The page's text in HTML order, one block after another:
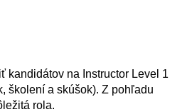
kandidátov na Instructor Level 1
školení a skúšok). Z pohľadu
rola.